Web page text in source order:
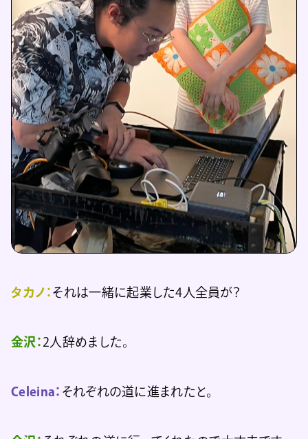
タカノ： それは一緒に起業した4人全員が？
金沢： 2人辞めました。
Celeina： それぞれの道に進まれたと。